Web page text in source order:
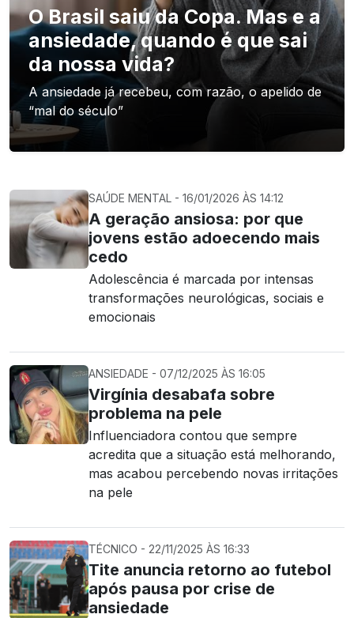
O Brasil saiu da Copa. Mas e a
ansiedade, quando é que sai
da nossa vida?
A ansiedade já recebeu, com razão, o apelido de
“mal do século”
SAÚDE MENTAL - 16/01/2026 ÀS 14:12
A geração ansiosa: por que
jovens estão adoecendo mais
cedo
Adolescência é marcada por intensas
transformações neurológicas, sociais e
emocionais
ANSIEDADE - 07/12/2025 ÀS 16:05
Virgínia desabafa sobre
problema na pele
Influenciadora contou que sempre
acredita que a situação está melhorando,
mas acabou percebendo novas irritações
na pele
TÉCNICO - 22/11/2025 ÀS 16:33
Tite anuncia retorno ao futebol
após pausa por crise de
ansiedade